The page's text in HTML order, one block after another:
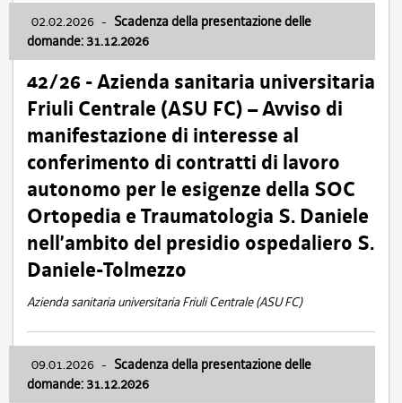
02.02.2026 - Scadenza della presentazione delle
domande: 31.12.2026
42/26 - Azienda sanitaria universitaria
Friuli Centrale (ASU FC) – Avviso di
manifestazione di interesse al
conferimento di contratti di lavoro
autonomo per le esigenze della SOC
Ortopedia e Traumatologia S. Daniele
nell’ambito del presidio ospedaliero S.
Daniele-Tolmezzo
Azienda sanitaria universitaria Friuli Centrale (ASU FC)
09.01.2026 - Scadenza della presentazione delle
domande: 31.12.2026